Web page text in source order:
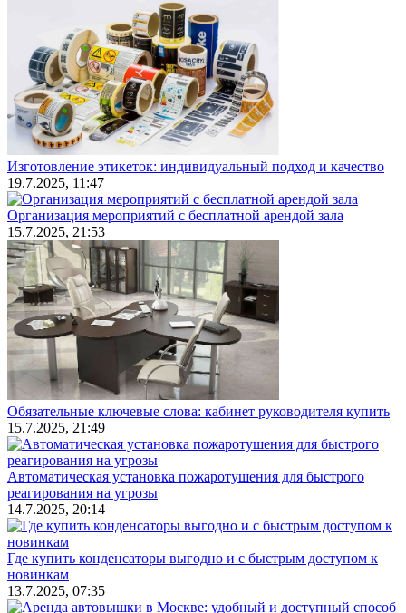
Изготовление этикеток: индивидуальный подход и качество
19.7.2025, 11:47
Организация мероприятий с бесплатной арендой зала
15.7.2025, 21:53
Обязательные ключевые слова: кабинет руководителя купить
15.7.2025, 21:49
Автоматическая установка пожаротушения для быстрого
реагирования на угрозы
14.7.2025, 20:14
Где купить конденсаторы выгодно и с быстрым доступом к
новинкам
13.7.2025, 07:35